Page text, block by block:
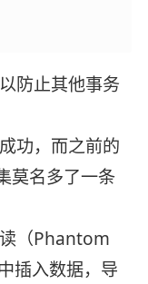
防止其他事务
功，而之前的
莫名多了一条
（Phantom
插入数据，导